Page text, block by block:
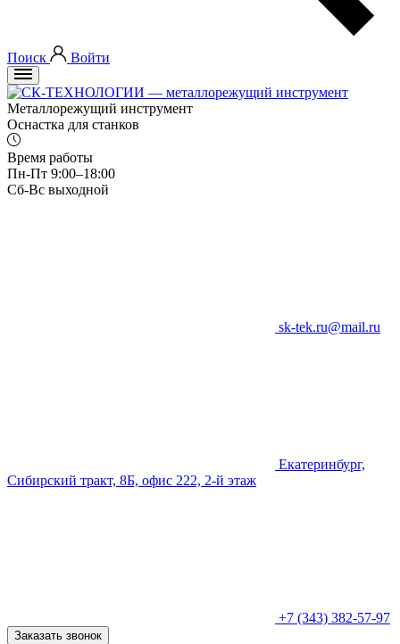
Поиск Войти
Металлорежущий инструмент
Оснастка для станков
Время работы
Пн-Пт 9:00–18:00
Сб-Вс выходной
sk-tek.ru@mail.ru
Екатеринбург,
Сибирский тракт, 8Б, офис 222, 2-й этаж
+7 (343) 382-57-97
Заказать звонок